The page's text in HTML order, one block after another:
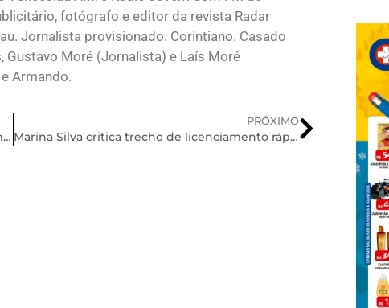
fotógrafo e editor da revista Radar
Jornalista provisionado. Corintiano. Casado
Gustavo Moré (Jornalista) e Laís Moré
Armando.
F1: Ferrari não está disposta a renovar com Hamilton, diz imprensa britânica
PRÓXIMO
Marina Silva critica trecho de licenciamento rápido para hidrelétricas em MP do setor elétrico